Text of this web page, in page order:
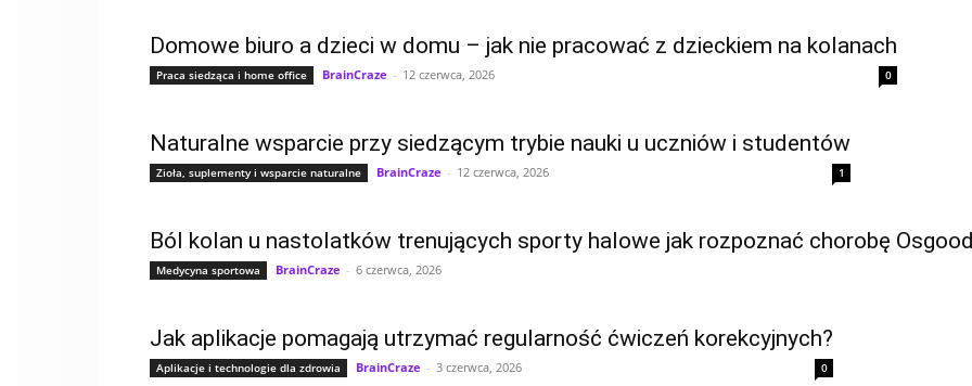
Domowe biuro a dzieci w domu – jak nie pracować z dzieckiem na kolanach
Praca siedząca i home office BrainCraze - 12 czerwca, 2026 0
Naturalne wsparcie przy siedzącym trybie nauki u uczniów i studentów
Zioła, suplementy i wsparcie naturalne BrainCraze - 12 czerwca, 2026 1
Ból kolan u nastolatków trenujących sporty halowe jak rozpoznać chorobę
Medycyna sportowa BrainCraze - 6 czerwca, 2026
Jak aplikacje pomagają utrzymać regularność ćwiczeń korekcyjnych?
Aplikacje i technologie dla zdrowia BrainCraze - 3 czerwca, 2026 0